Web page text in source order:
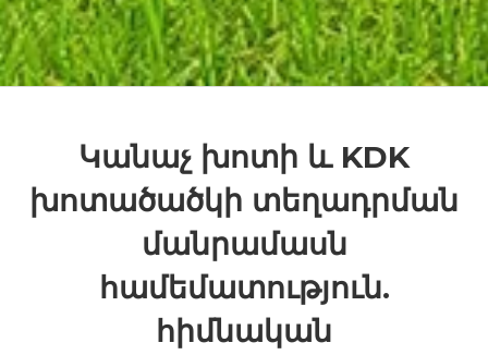
Կանաչ խոտի և KDK
խոտածածկի տեղադրման
մանրամասն
համեմատություն.
հիմնական